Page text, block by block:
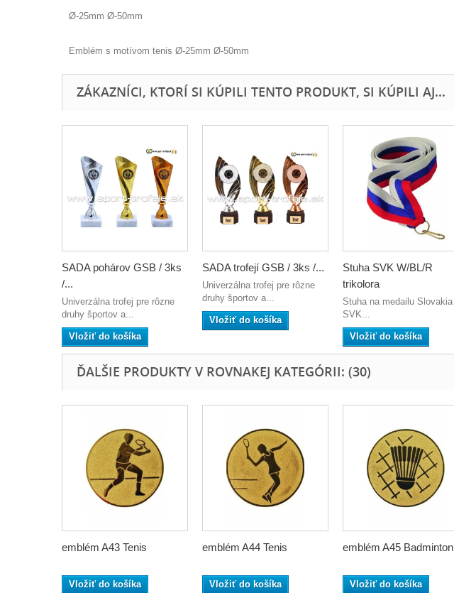
Ø-25mm Ø-50mm
Emblém s motívom tenis Ø-25mm Ø-50mm
ZÁKAZNÍCI, KTORÍ SI KÚPILI TENTO PRODUKT, SI KÚPILI AJ...
SADA pohárov GSB / 3ks
/...
Univerzálna trofej pre rôzne
druhy športov a...
Vložiť do košíka
SADA trofejí GSB / 3ks /...
Univerzálna trofej pre rôzne
druhy športov a...
Vložiť do košíka
Stuha SVK W/BL/R
trikolora
Stuha na medailu Slovakia
SVK...
Vložiť do košíka
ĎALŠIE PRODUKTY V ROVNAKEJ KATEGÓRII: (30)
emblém A43 Tenis
Vložiť do košíka
emblém A44 Tenis
Vložiť do košíka
emblém A45 Badminton
Vložiť do košíka